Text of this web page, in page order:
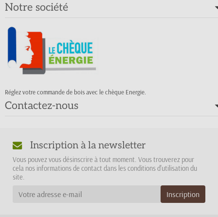
Notre société
Réglez votre commande de bois avec le chèque Energie.
Contactez-nous
Inscription à la newsletter
Vous pouvez vous désinscrire à tout moment. Vous trouverez pour
cela nos informations de contact dans les conditions d'utilisation du
site.